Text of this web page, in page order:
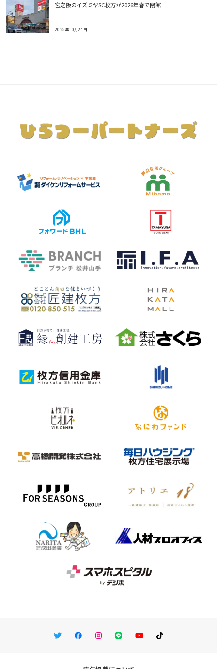
宮之阪のイズミヤSC枚方が2026年春で閉館
2025年10月24日
TwitterFacebookInstagram
LINE You TubeTikTok